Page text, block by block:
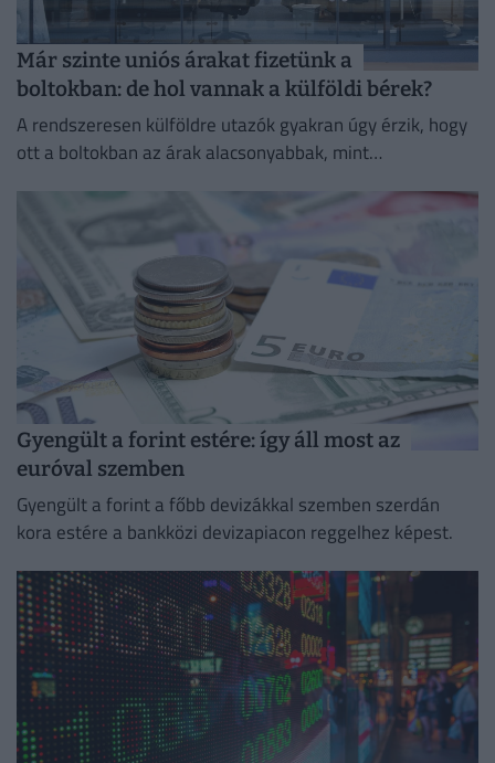
Már szinte uniós árakat fizetünk a
boltokban: de hol vannak a külföldi bérek?
A rendszeresen külföldre utazók gyakran úgy érzik, hogy
ott a boltokban az árak alacsonyabbak, mint
Gyengült a forint estére: így áll most az
euróval szemben
Gyengült a forint a főbb devizákkal szemben szerdán
kora estére a bankközi devizapiacon reggelhez képest.